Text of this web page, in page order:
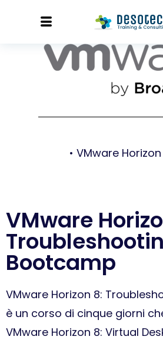
VMware
Bootcamp
VMware Horizon 8:
è un corso di cinque giorni
VMware Horizon 8: Virtual
• VMware Horizon